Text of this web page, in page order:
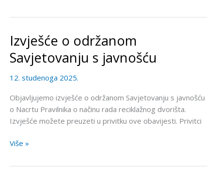
Izvješće o održanom
Savjetovanju s javnošću
12. studenoga 2025.
Objavljujemo izvješće o održanom Savjetovanju s javnošću
o Nacrtu Pravilnika o načinu rada reciklažnog dvorišta.
Izvješće možete preuzeti u privitku ove obavijesti. Privitci
Izvješće
o
održanom
s
javnošću
Više »